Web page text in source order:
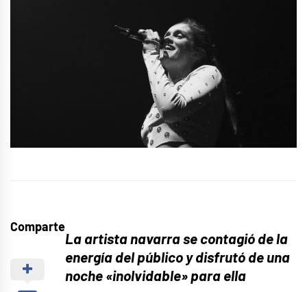
Comparte
La artista navarra se contagió de la
energía del público y disfrutó de una
noche «inolvidable» para ella